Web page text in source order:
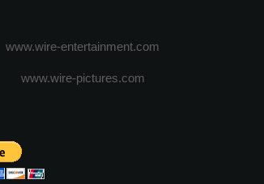
www.wire-entertainment.com
www.wire-pictures.com